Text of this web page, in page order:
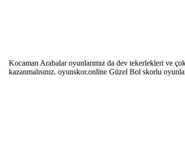
Kocaman Arabalar oyunlarımız da dev tekerlekleri ve
kazanmalısınız. oyunskor.online Güzel Bol skorlu